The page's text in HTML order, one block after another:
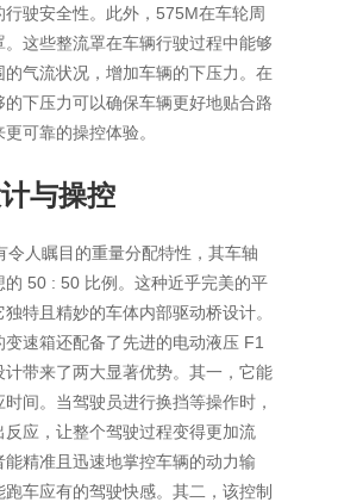
驶安全性。此外，575M在车轮周
。这些整流罩在车辆行驶过程中能够
气流状况，增加车辆的下压力。在
下压力可以确保车辆更好地贴合路
可靠的操控体验。
与操控
令人瞩目的重量分配特性，其车轴
的 50 : 50 比例。这种近乎完美的平
特且精妙的车体内部驱动桥设计。
速箱还配备了先进的电动液压 F1
带来了两大显著优势。其一，它能
间。当驾驶员进行换挡等操作时，
应，让整个驾驶过程变得更加流
精准且迅速地掌控车辆的动力输
车应有的驾驶快感。其二，该控制